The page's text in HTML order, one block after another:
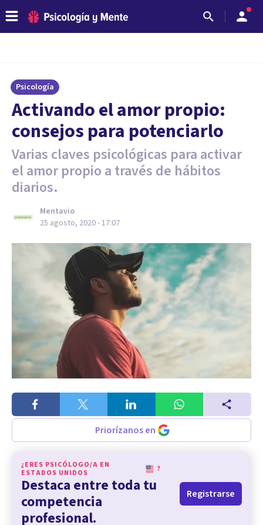
Psicología
Activando el amor propio:
consejos para potenciarlo
Varias claves psicológicas para activar
el amor propio a través de hábitos
diarios.
Mentavio
25 agosto, 2020 - 17:07
Priorízanos en
¿ERES PSICÓLOGO/A EN
ESTADOS UNIDOS
?
Destaca entre toda tu
competencia
profesional.
Registrarse